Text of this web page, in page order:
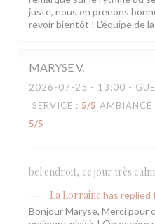
juste, nous en prenons
revoir bientôt ! L'équipe de
MARYSEV
2026-07-25 - 13:00 -
SERVICE : 5/5 AMBIANCE
5/5
bel endroit, ce jour très
La Lorraine has replied
Bonjour Maryse, Merci pour